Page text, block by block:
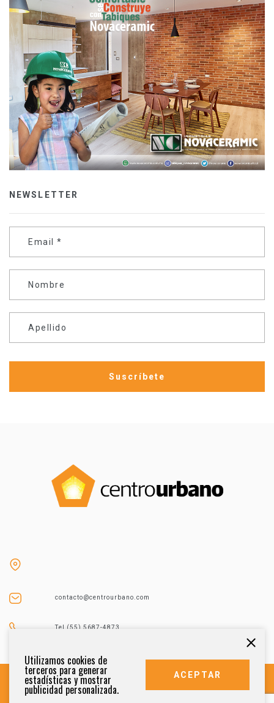
NEWSLETTER
Email *
Nombre
Apellido
contacto@centrourbano.com
Tel (55) 5687-4873
Utilizamos cookies de
terceros para generar
estadísticas y mostrar
publicidad personalizada.
ACEPTAR